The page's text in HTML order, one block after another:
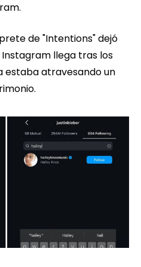
de "Intentions" dejó
Instagram llega tras los
estaba atravesando un